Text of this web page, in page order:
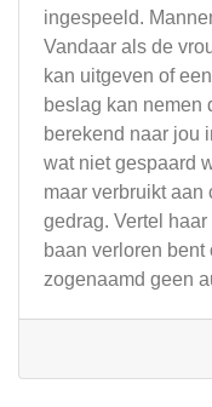
ingespeeld.
Vandaar als de
kan uitgeven of
beslag kan nemen
berekend naar jou
wat niet gespaard
maar verbruikt aan
gedrag. Vertel
baan verloren bent
zogenaamd geen